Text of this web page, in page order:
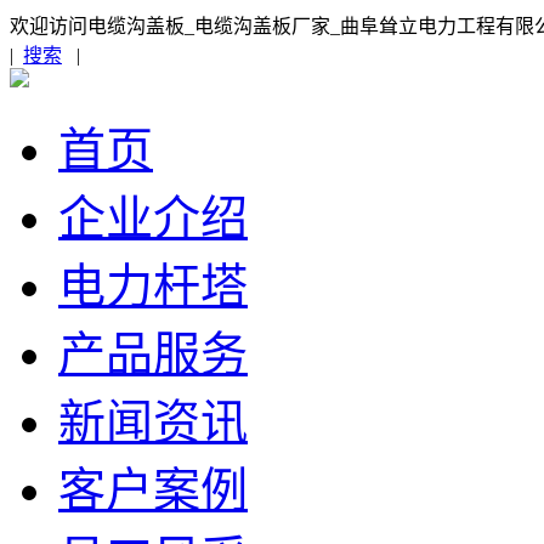
欢迎访问电缆沟盖板_电缆沟盖板厂家_曲阜耸立电力工程有
| 搜索 |
首页
企业介绍
电力杆塔
产品服务
新闻资讯
客户案例